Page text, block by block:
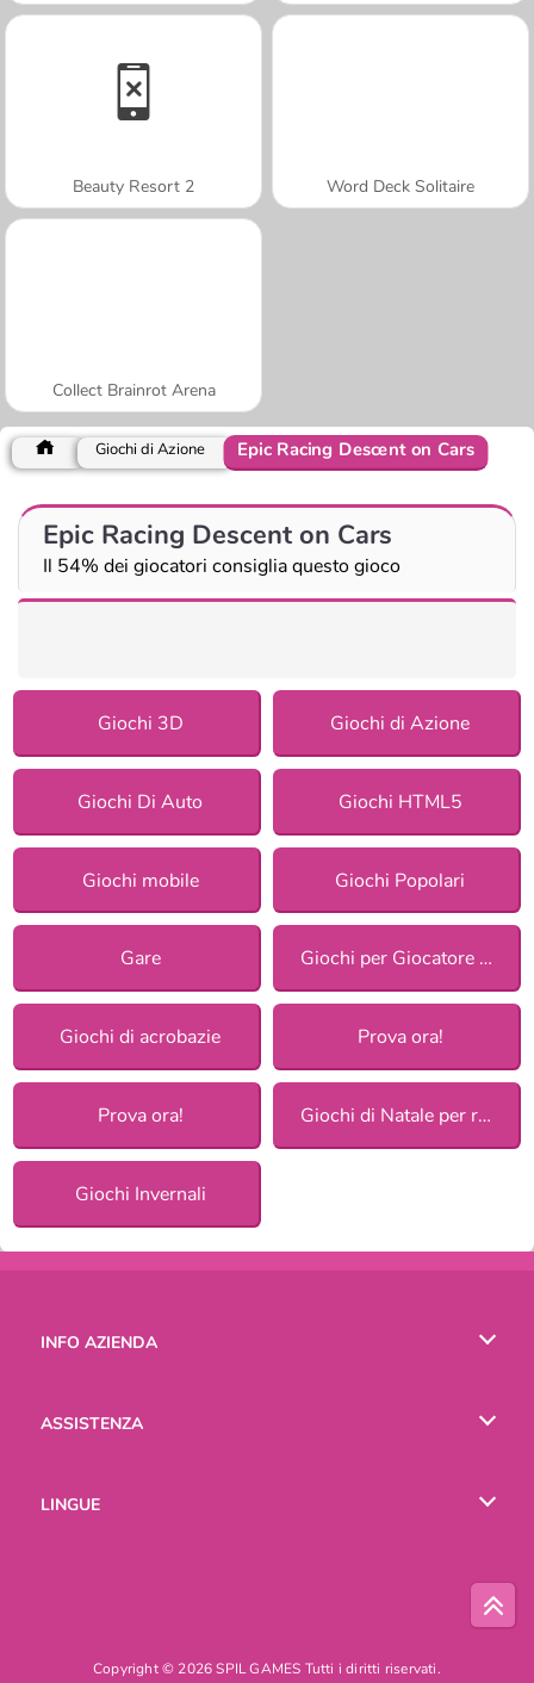
Beauty Resort 2 Word Deck Solitaire
Collect Brainrot Arena
Giochi di Azione Epic Racing Descent on Cars
Epic Racing Descent on Cars
Il 54% dei giocatori consiglia questo gioco
Giochi 3D Giochi di Azione
Giochi Di Auto Giochi HTML5
Giochi mobile Giochi Popolari
Gare Giochi per Giocatore Singolo
Giochi di acrobazie Prova ora!
Prova ora! Giochi di Natale per ragazze
Giochi Invernali
INFO AZIENDA
ASSISTENZA
LINGUE
Copyright © 2026 SPIL GAMES Tutti i diritti riservati.